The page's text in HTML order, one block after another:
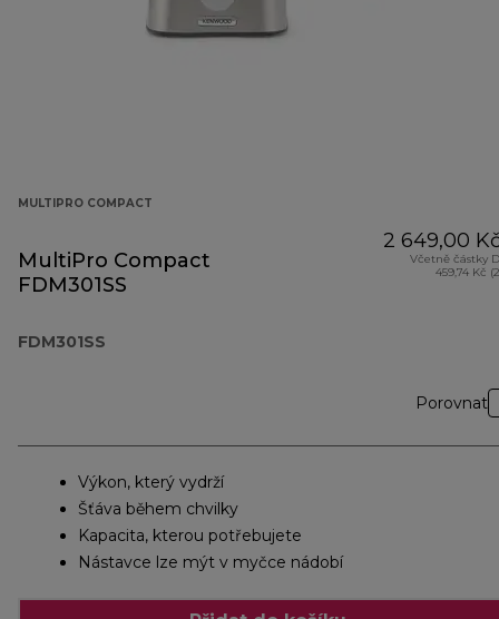
MULTIPRO COMPACT
MultiPro Compact
FDM301SS
FDM301SS
2 649,00
Včetně částky
459,74 Kč
Porovnat
Výkon, který vydrží
Šťáva během chvilky
Kapacita, kterou potřebujete
Nástavce lze mýt v myčce nádobí